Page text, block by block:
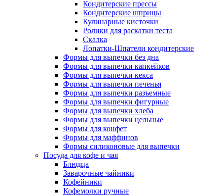
Кондитерские прессы
Кондитерские шприцы
Кулинарные кисточки
Ролики для раскатки теста
Скалка
Лопатки-Шпатели кондитерские
Формы для выпечки без дна
Формы для выпечки капкейков
Формы для выпечки кекса
Формы для выпечки печенья
Формы для выпечки разъемные
Формы для выпечки фигурные
Формы для выпечки хлеба
Формы для выпечки цельные
Формы для конфет
Формы для маффинов
Формы силиконовые для выпечки
Посуда для кофе и чая
Блюдца
Заварочные чайники
Кофейники
Кофемолки ручные